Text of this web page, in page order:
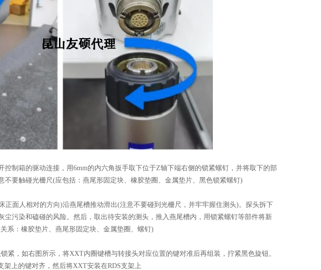
箱的驱动连接，用6mm的内六角扳手取下位于Z轴下端右侧的锁紧螺钉，并将取下的部
要触碰光栅尺(应包括：燕尾形固定块、橡胶垫圈、金属垫片、黑色锁紧螺钉)
人相对的方向)沿燕尾槽推动滑出(注意不要碰到光栅尺，并牢牢握住测头)。探头拆下
尘污染和磕碰的风险。然后，取出待安装的测头，推入燕尾槽内，用锁紧螺钉等部件将新
系：橡胶垫片、燕尾形固定块、金属垫圈、螺钉)
，如右图所示，将XXT内圈键槽与转接头对应位置的键对准后再组装，拧紧黑色旋钮。
上的键对齐，然后将XXT安装在RDS支架上